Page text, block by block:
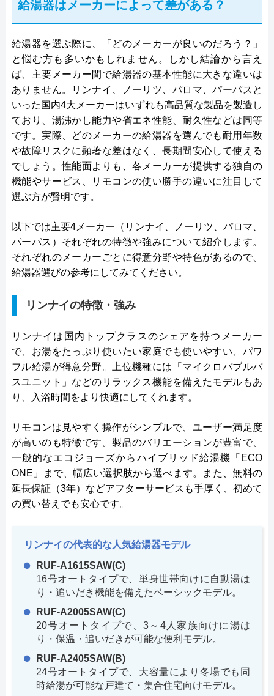
給湯器はメーカーによって差がある？
給湯器を選ぶ際に、「どのメーカーが良いのだろう？」
と悩む方も多いかもしれません。しかし結論から言え
ば、主要メーカー間で給湯器の基本性能に大きな違いは
ありません。リンナイ、ノーリツ、パロマ、パーパスと
いった国内4大メーカーはいずれも高品質な製品を製造し
ており、湯沸かし能力や省エネ性能、耐久性などは同等
です。実際、どのメーカーの給湯器を選んでも耐用年数
や故障リスクに顕著な差はなく、長期間安心して使える
でしょう。性能面よりも、各メーカーが提供する独自の
機能やサービス、リモコンの使い勝手の違いに注目して
選ぶ方が賢明です。
以下では主要4メーカー（リンナイ、ノーリツ、パロマ、
パーパス）それぞれの特徴や強みについて紹介します。
それぞれのメーカーごとに得意分野や特色があるので、
給湯器選びの参考にしてみてください。
リンナイの特徴・強み
リンナイは国内トップクラスのシェアを持つメーカー
で、お湯をたっぷり使いたい家庭でも使いやすい、パワ
フル給湯が得意分野。上位機種には「マイクロバブルバ
スユニット」などのリラックス機能を備えたモデルもあ
り、入浴時間をより快適にしてくれます。
リモコンは見やすく操作がシンプルで、ユーザー満足度
が高いのも特徴です。製品のバリエーションが豊富で、
一般的なエコジョーズからハイブリッド給湯機「ECO
ONE」まで、幅広い選択肢から選べます。また、無料の
延長保証（3年）などアフターサービスも手厚く、初めて
の買い替えでも安心です。
リンナイの代表的な人気給湯器モデル
RUF-A1615SAW(C)
16号オートタイプで、単身世帯向けに自動湯は
り・追いだき機能を備えたベーシックモデル。
RUF-A2005SAW(C)
20号オートタイプで、3～4人家族向けに湯は
り・保温・追いだきが可能な便利モデル。
RUF-A2405SAW(B)
24号オートタイプで、大容量により冬場でも同
時給湯が可能な戸建て・集合住宅向けモデル。